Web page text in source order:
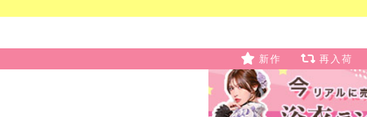
新作 再入荷